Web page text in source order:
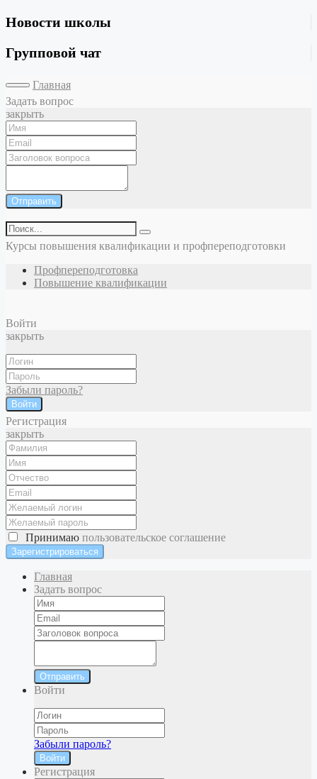
Новости школы
Групповой чат
Главная
Задать вопрос
закрыть
Отправить
Курсы повышения квалификации и профпереподготовки
Профпереподготовка
Повышение квалификации
Войти
закрыть
Забыли пароль?
Войти
Регистрация
закрыть
Принимаю пользовательское соглашение
Главная
Задать вопрос
Отправить
Войти
Забыли пароль?
Войти
Регистрация